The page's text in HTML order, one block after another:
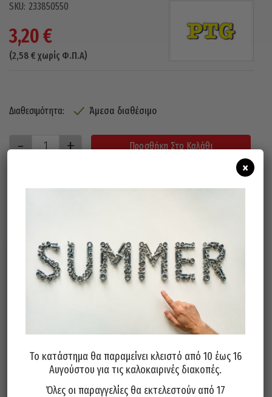
233850550
3,20€
(2,58 € χωρίς Φ.Π.Α)
Διαθεσιμότητα: Άμεσα διαθέσιμο
Προσθήκη Στο Καλάθι
Τρυπάνι Κοβαλτίου 5% 130°
PTG Γερμανίας 5,25mm
Τρυπάνι Κοβαλτίου 5% 130°
PTG Γερμανίας 6.25mm
Το κατάστημα θα παραμείνει κλειστό από 10 έως 16
Αυγούστου για τις καλοκαιρινές διακοπές.
Όλες οι παραγγελίες θα εκτελεστούν από 17
×